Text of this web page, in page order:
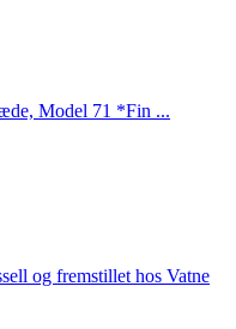
Model 71 *Fin ...
og fremstillet hos Vatne